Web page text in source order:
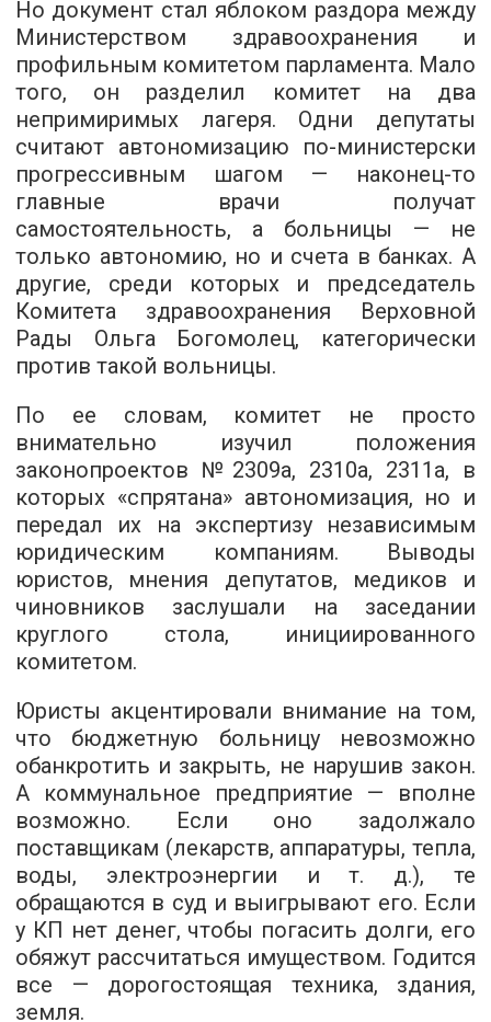
Но документ стал яблоком раздора между
Министерством здравоохранения и
профильным комитетом парламента. Мало
того, он разделил комитет на два
непримиримых лагеря. Одни депутаты
считают автономизацию по-министерски
прогрессивным шагом — наконец-то
главные врачи получат
самостоятельность, а больницы — не
только автономию, но и счета в банках. А
другие, среди которых и председатель
Комитета здравоохранения Верховной
Рады Ольга Богомолец, категорически
против такой вольницы.
По ее словам, комитет не просто
внимательно изучил положения
законопроектов №2309а, 2310а, 2311а, в
которых «спрятана» автономизация, но и
передал их на экспертизу независимым
юридическим компаниям. Выводы
юристов, мнения депутатов, медиков и
чиновников заслушали на заседании
круглого стола, инициированного
комитетом.
Юристы акцентировали внимание на том,
что бюджетную больницу невозможно
обанкротить и закрыть, не нарушив закон.
А коммунальное предприятие — вполне
возможно. Если оно задолжало
поставщикам (лекарств, аппаратуры, тепла,
воды, электроэнергии и т. д.), те
обращаются в суд и выигрывают его. Если
у КП нет денег, чтобы погасить долги, его
обяжут рассчитаться имуществом. Годится
все — дорогостоящая техника, здания,
земля.